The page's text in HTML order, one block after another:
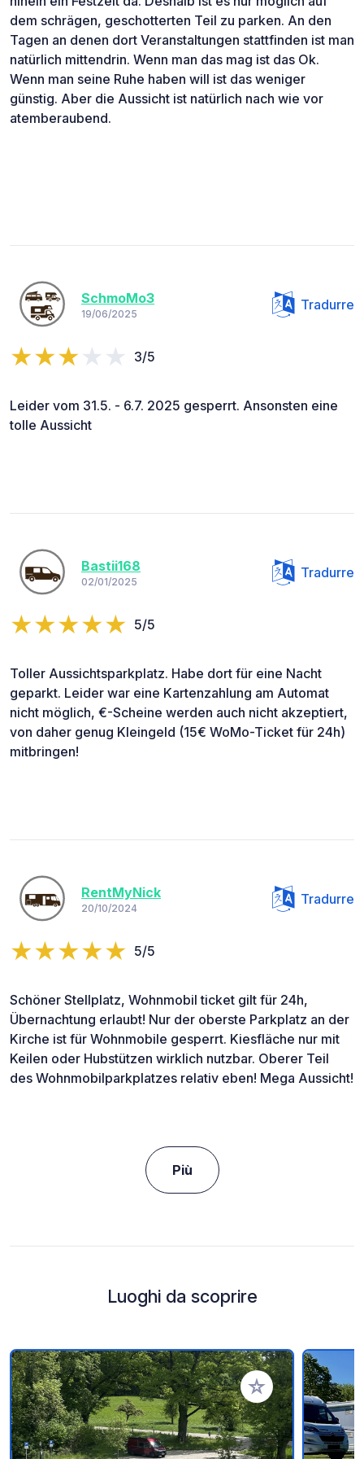
dem schrägen, geschotterten Teil zu parken. An den
Tagen an denen dort Veranstaltungen stattfinden ist man
natürlich mittendrin. Wenn man das mag ist das Ok.
Wenn man seine Ruhe haben will ist das weniger
günstig. Aber die Aussicht ist natürlich nach wie vor
atemberaubend.
SchmoMo3
19/06/2025
Tradurre
3/5
Leider vom 31.5. - 6.7. 2025 gesperrt. Ansonsten eine
tolle Aussicht
Bastii168
02/01/2025
Tradurre
5/5
Toller Aussichtsparkplatz. Habe dort für eine Nacht
geparkt. Leider war eine Kartenzahlung am Automat
nicht möglich, €-Scheine werden auch nicht akzeptiert,
von daher genug Kleingeld (15€ WoMo-Ticket für 24h)
mitbringen!
RentMyNick
20/10/2024
Tradurre
5/5
Schöner Stellplatz, Wohnmobil ticket gilt für 24h,
Übernachtung erlaubt! Nur der oberste Parkplatz an der
Kirche ist für Wohnmobile gesperrt. Kiesfläche nur mit
Keilen oder Hubstützen wirklich nutzbar. Oberer Teil
des Wohnmobilparkplatzes relativ eben! Mega Aussicht!
Più
Luoghi da scoprire
Aggiungi ai tuoi